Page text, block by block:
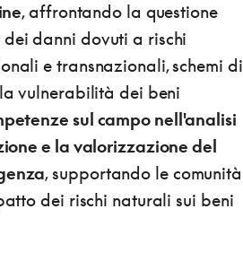
, affrontando la questione
danni dovuti a rischi
e transnazionali, schemi di
vulnerabilità dei beni
sul campo nell'analisi
e la valorizzazione del
, supportando le comunità
dei rischi naturali sui beni